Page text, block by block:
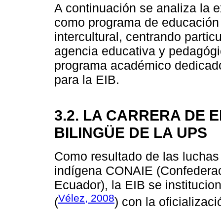
A continuación se analiza la
como programa de
intercultural, centrando
agencia educativa y
programa académico
para la EIB.
3.2. LA CARRERA DE
BILINGÜE DE LA UPS
Como resultado de las
indígena CONAIE
Ecuador), la EIB se
(Vélez, 2008) con la